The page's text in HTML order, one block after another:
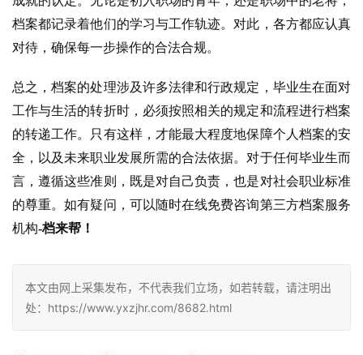
档案都记录着他们的学习与工作轨迹。对此，各方都应认真
对待，确保每一步操作的合法合规。
总之，档案的处理涉及许多法律和行政规定，毕业生在面对
工作与生活的转折时，必须按照相关的规定和流程进行档案
的转递工作。只有这样，才能最大程度地保障个人档案的安
全，以及未来职业发展所需的合法依据。对于任何毕业生而
言，遵循这些准则，既是对自己负责，也是对社会职业标准
的尊重。如有疑问，可以随时在线免费咨询第三方档案服务
机构-档来帮！
本文由网上采集发布，不代表我们立场，如若转载，请注明出
处：https://www.yxzjhr.com/8682.html